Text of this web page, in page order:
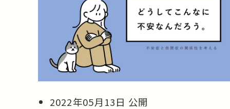
2022年05月13日 公開